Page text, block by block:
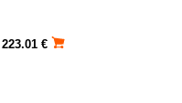
223.01 €